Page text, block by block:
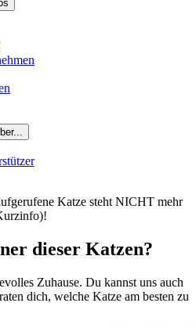
Katze steht NICHT mehr
dieser Katzen?
Zuhause. Du kannst uns auch
dich, welche Katze am besten zu